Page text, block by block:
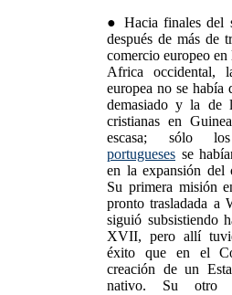
● Hacia finales del
después de más de
comercio europeo en
Africa occidental,
europea no se había
demasiado y la de
cristianas en
escasa; sólo
portugueses se
en la expansión del
Su primera misión
pronto trasladada a
siguió subsistiendo
XVII, pero allí
éxito que en el
creación de un
nativo. Su otro